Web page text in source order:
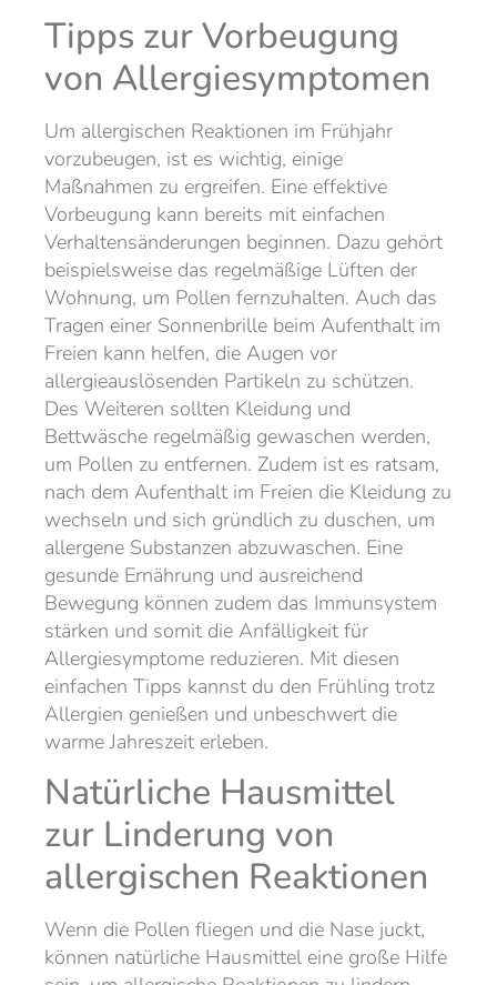
Tipps zur Vorbeugung
von Allergiesymptomen
Um allergischen Reaktionen im Frühjahr
vorzubeugen, ist es wichtig, einige
Maßnahmen zu ergreifen. Eine effektive
Vorbeugung kann bereits mit einfachen
Verhaltensänderungen beginnen. Dazu gehört
beispielsweise das regelmäßige Lüften der
Wohnung, um Pollen fernzuhalten. Auch das
Tragen einer Sonnenbrille beim Aufenthalt im
Freien kann helfen, die Augen vor
allergieauslösenden Partikeln zu schützen.
Des Weiteren sollten Kleidung und
Bettwäsche regelmäßig gewaschen werden,
um Pollen zu entfernen. Zudem ist es ratsam,
nach dem Aufenthalt im Freien die Kleidung zu
wechseln und sich gründlich zu duschen, um
allergene Substanzen abzuwaschen. Eine
gesunde Ernährung und ausreichend
Bewegung können zudem das Immunsystem
stärken und somit die Anfälligkeit für
Allergiesymptome reduzieren. Mit diesen
einfachen Tipps kannst du den Frühling trotz
Allergien genießen und unbeschwert die
warme Jahreszeit erleben.
Natürliche Hausmittel
zur Linderung von
allergischen Reaktionen
Wenn die Pollen fliegen und die Nase juckt,
können natürliche Hausmittel eine große Hilfe